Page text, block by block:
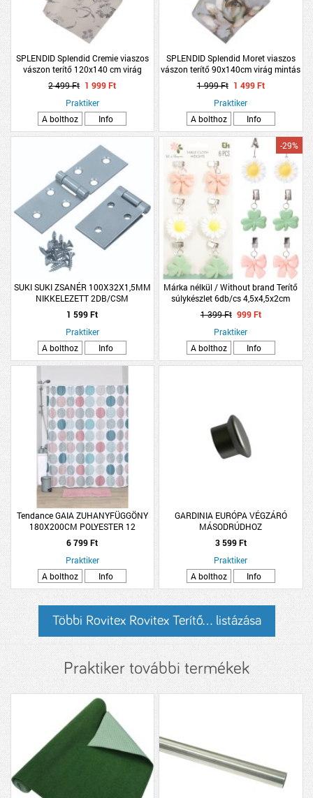
SPLENDID Splendid Cremie viaszos
vászon terítő 120x140 cm virág
mintás PVC
2 499 Ft 1 999 Ft
Praktiker
A bolthoz
Info
SPLENDID Splendid Moret viaszos
vászon terítő 90x140cm virág mintás
PVC
1 999 Ft 1 499 Ft
Praktiker
A bolthoz
Info
SUKI SUKI ZSANÉR 100X32X1,5MM
NIKKELEZETT 2DB/CSM
1 599 Ft
Praktiker
A bolthoz
Info
Márka nélkül / Without brand Terítő
súlykészlet 6db/cs 4,5x4,5x2cm
poliszton
-29%
1 399 Ft 999 Ft
Praktiker
A bolthoz
Info
Tendance GAIA ZUHANYFÜGGÖNY
180X200CM POLYESTER 12
KARIKÁVAL
6 799 Ft
Praktiker
A bolthoz
Info
GARDINIA EURÓPA VÉGZÁRÓ
MÁSODRÚDHOZ
3 599 Ft
Praktiker
A bolthoz
Info
Többi Rovitex Rovitex Terítő... listázása
Praktiker további termékek